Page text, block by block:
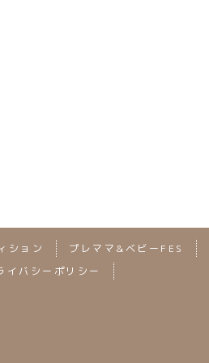
ション プレママ&ベビーFES
イバシーポリシー